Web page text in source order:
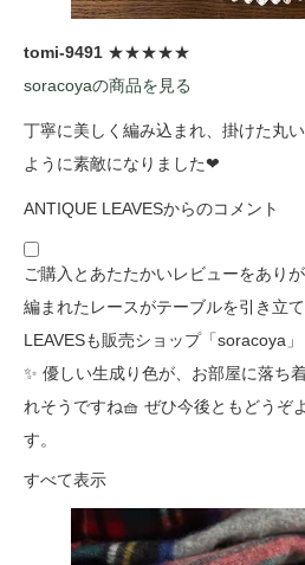
tomi-9491 ★★★★★
soracoyaの商品を見る
丁寧に美しく編み込まれ、掛けた丸
ように素敵になりました❤
ANTIQUE LEAVESからのコメント
ご購入とあたたかいレビューをあり
編まれたレースがテーブルを引き立
LEAVESも販売ショップ「soracoya
✨ 優しい生成り色が、お部屋に落ち
れそうですね🧺 ぜひ今後ともどうぞ
す。
すべて表示